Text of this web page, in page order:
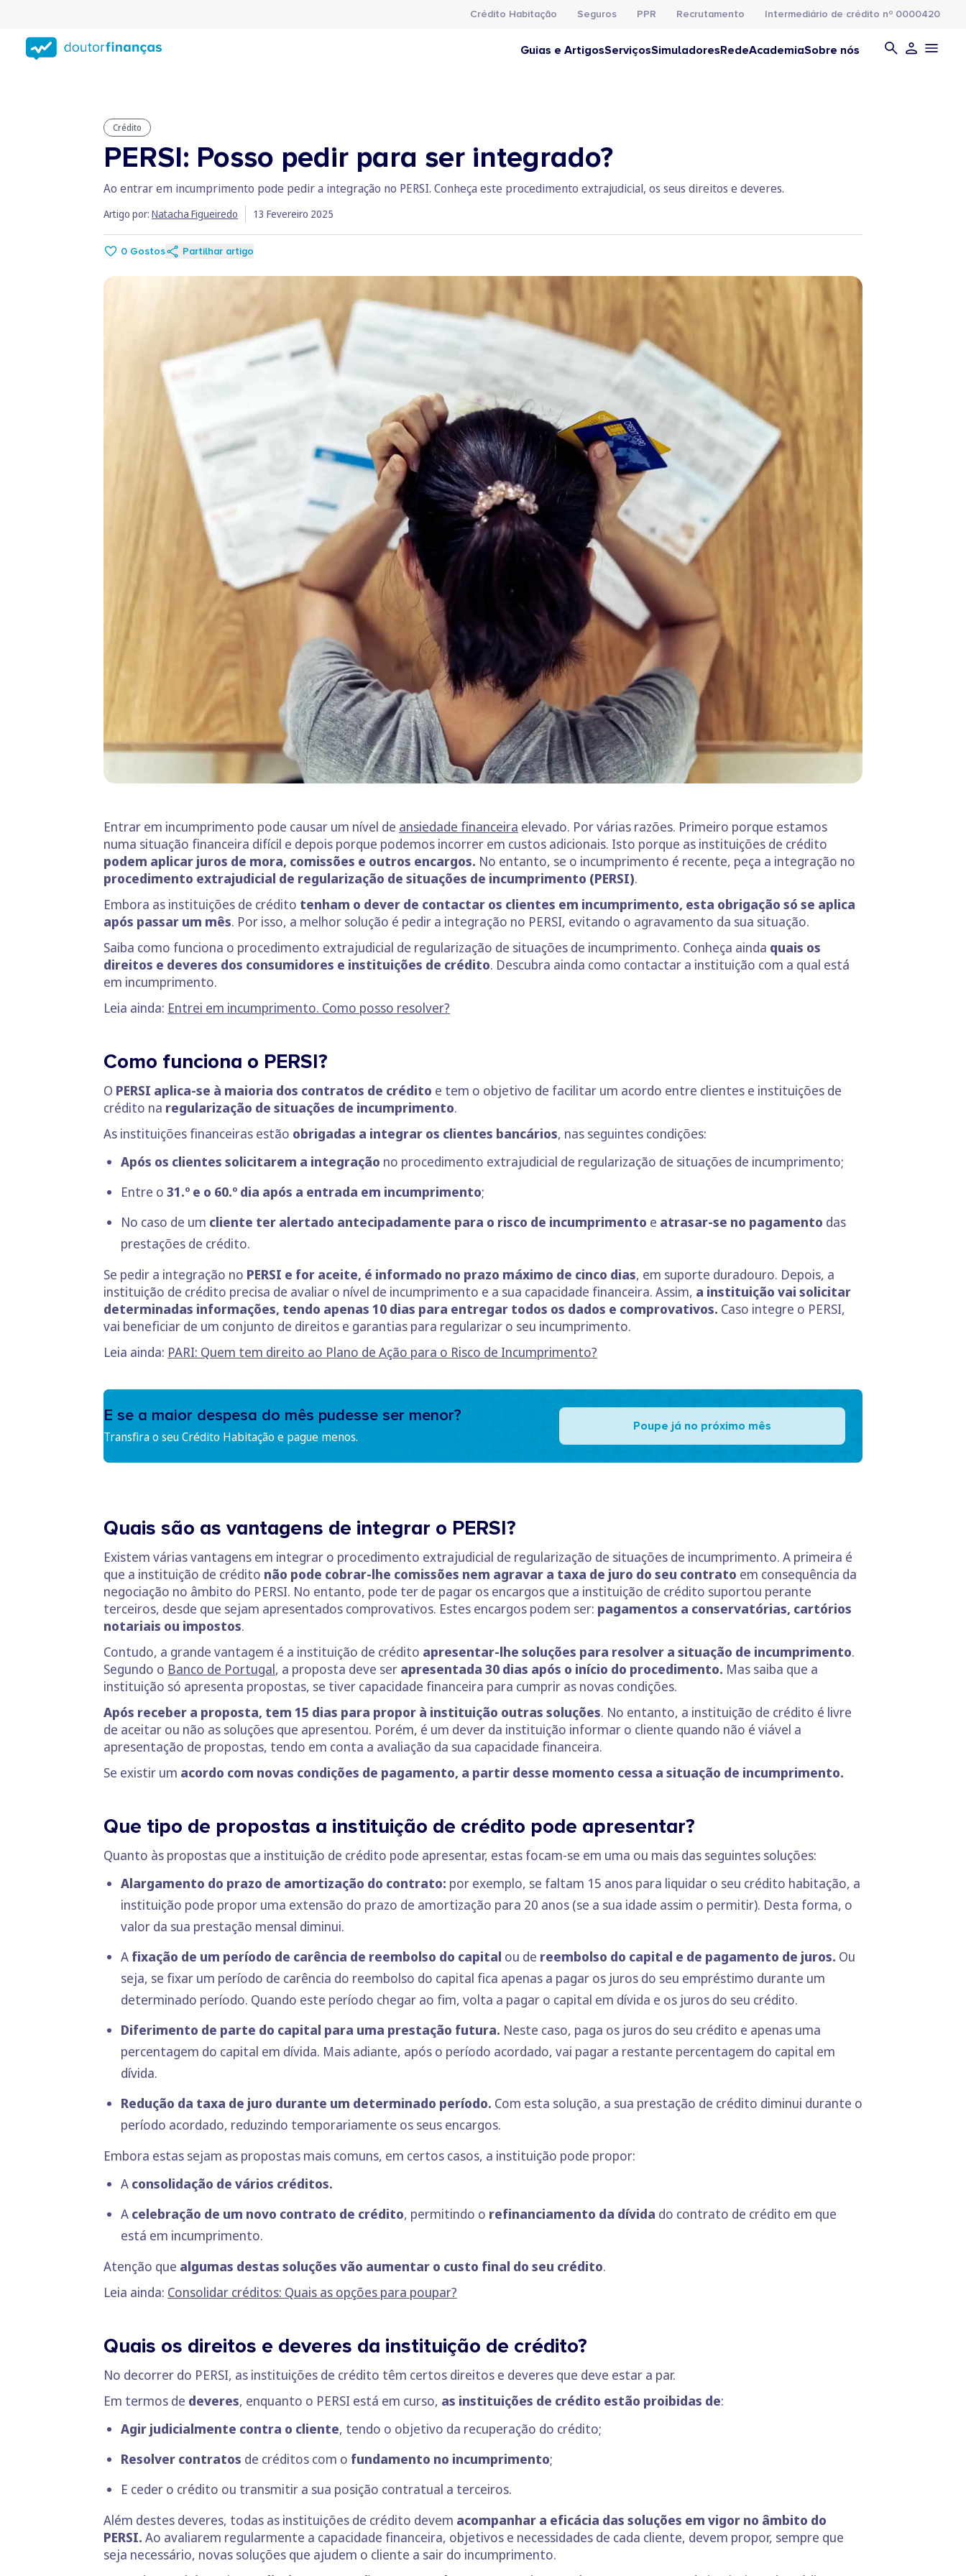
conteúdo
principal
Crédito Habitação Seguros PPR Recrutamento Intermediário de crédito nº 0000420
Guias e ArtigosServiçosSimuladoresRedeAcademiaSobre nós
Crédito
PERSI: Posso pedir para ser integrado?
Ao entrar em incumprimento pode pedir a integração no PERSI. Conheça este procedimento extrajudicial, os seus direitos e deveres.
Artigo por: Natacha Figueiredo 13 Fevereiro 2025
0 Gostos Partilhar artigo
Entrar em incumprimento pode causar um nível de ansiedade financeira elevado. Por várias razões. Primeiro porque estamos
numa situação financeira difícil e depois porque podemos incorrer em custos adicionais. Isto porque as instituições de crédito
podem aplicar juros de mora, comissões e outros encargos. No entanto, se o incumprimento é recente, peça a integração no
procedimento extrajudicial de regularização de situações de incumprimento (PERSI).
Embora as instituições de crédito tenham o dever de contactar os clientes em incumprimento, esta obrigação só se aplica
após passar um mês. Por isso, a melhor solução é pedir a integração no PERSI, evitando o agravamento da sua situação.
Saiba como funciona o procedimento extrajudicial de regularização de situações de incumprimento. Conheça ainda quais os
direitos e deveres dos consumidores e instituições de crédito. Descubra ainda como contactar a instituição com a qual está
em incumprimento.
Leia ainda: Entrei em incumprimento. Como posso resolver?
Como funciona o PERSI?
O PERSI aplica-se à maioria dos contratos de crédito e tem o objetivo de facilitar um acordo entre clientes e instituições de
crédito na regularização de situações de incumprimento.
As instituições financeiras estão obrigadas a integrar os clientes bancários, nas seguintes condições:
Após os clientes solicitarem a integração no procedimento extrajudicial de regularização de situações de incumprimento;
Entre o 31.º e o 60.º dia após a entrada em incumprimento;
No caso de um cliente ter alertado antecipadamente para o risco de incumprimento e atrasar-se no pagamento das
prestações de crédito.
Se pedir a integração no PERSI e for aceite, é informado no prazo máximo de cinco dias, em suporte duradouro. Depois, a
instituição de crédito precisa de avaliar o nível de incumprimento e a sua capacidade financeira. Assim, a instituição vai solicitar
determinadas informações, tendo apenas 10 dias para entregar todos os dados e comprovativos. Caso integre o PERSI,
vai beneficiar de um conjunto de direitos e garantias para regularizar o seu incumprimento.
Leia ainda: PARI: Quem tem direito ao Plano de Ação para o Risco de Incumprimento?
E se a maior despesa do mês pudesse ser menor?
Transfira o seu Crédito Habitação e pague menos.
Poupe já no próximo mês
Quais são as vantagens de integrar o PERSI?
Existem várias vantagens em integrar o procedimento extrajudicial de regularização de situações de incumprimento. A primeira é
que a instituição de crédito não pode cobrar-lhe comissões nem agravar a taxa de juro do seu contrato em consequência da
negociação no âmbito do PERSI. No entanto, pode ter de pagar os encargos que a instituição de crédito suportou perante
terceiros, desde que sejam apresentados comprovativos. Estes encargos podem ser: pagamentos a conservatórias, cartórios
notariais ou impostos.
Contudo, a grande vantagem é a instituição de crédito apresentar-lhe soluções para resolver a situação de incumprimento.
Segundo o Banco de Portugal, a proposta deve ser apresentada 30 dias após o início do procedimento. Mas saiba que a
instituição só apresenta propostas, se tiver capacidade financeira para cumprir as novas condições.
Após receber a proposta, tem 15 dias para propor à instituição outras soluções. No entanto, a instituição de crédito é livre
de aceitar ou não as soluções que apresentou. Porém, é um dever da instituição informar o cliente quando não é viável a
apresentação de propostas, tendo em conta a avaliação da sua capacidade financeira.
Se existir um acordo com novas condições de pagamento, a partir desse momento cessa a situação de incumprimento.
Que tipo de propostas a instituição de crédito pode apresentar?
Quanto às propostas que a instituição de crédito pode apresentar, estas focam-se em uma ou mais das seguintes soluções:
Alargamento do prazo de amortização do contrato: por exemplo, se faltam 15 anos para liquidar o seu crédito habitação, a
instituição pode propor uma extensão do prazo de amortização para 20 anos (se a sua idade assim o permitir). Desta forma, o
valor da sua prestação mensal diminui.
A fixação de um período de carência de reembolso do capital ou de reembolso do capital e de pagamento de juros. Ou
seja, se fixar um período de carência do reembolso do capital fica apenas a pagar os juros do seu empréstimo durante um
determinado período. Quando este período chegar ao fim, volta a pagar o capital em dívida e os juros do seu crédito.
Diferimento de parte do capital para uma prestação futura. Neste caso, paga os juros do seu crédito e apenas uma
percentagem do capital em dívida. Mais adiante, após o período acordado, vai pagar a restante percentagem do capital em
dívida.
Redução da taxa de juro durante um determinado período. Com esta solução, a sua prestação de crédito diminui durante o
período acordado, reduzindo temporariamente os seus encargos.
Embora estas sejam as propostas mais comuns, em certos casos, a instituição pode propor:
A consolidação de vários créditos.
A celebração de um novo contrato de crédito, permitindo o refinanciamento da dívida do contrato de crédito em que
está em incumprimento.
Atenção que algumas destas soluções vão aumentar o custo final do seu crédito.
Leia ainda: Consolidar créditos: Quais as opções para poupar?
Quais os direitos e deveres da instituição de crédito?
No decorrer do PERSI, as instituições de crédito têm certos direitos e deveres que deve estar a par.
Em termos de deveres, enquanto o PERSI está em curso, as instituições de crédito estão proibidas de:
Agir judicialmente contra o cliente, tendo o objetivo da recuperação do crédito;
Resolver contratos de créditos com o fundamento no incumprimento;
E ceder o crédito ou transmitir a sua posição contratual a terceiros.
Além destes deveres, todas as instituições de crédito devem acompanhar a eficácia das soluções em vigor no âmbito do
PERSI. Ao avaliarem regularmente a capacidade financeira, objetivos e necessidades de cada cliente, devem propor, sempre que
seja necessário, novas soluções que ajudem o cliente a sair do incumprimento.